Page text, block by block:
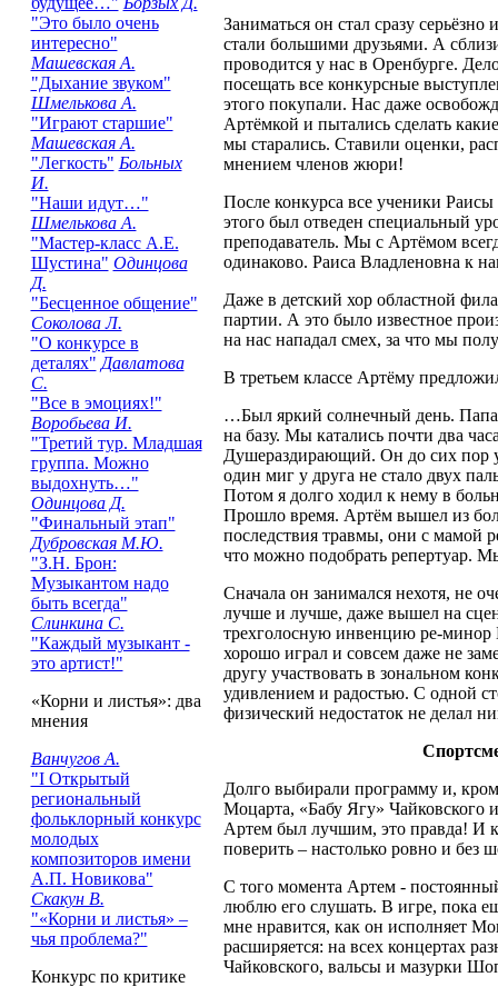
"Это было очень
интересно"
Машевская А.
"Дыхание звуком"
Шмелькова А.
"Играют старшие"
Машевская А.
"Легкость" Больных
И.
"Наши идут…"
Шмелькова А.
"Мастер-класс А.Е.
Шустина" Одинцова
Д.
"Бесценное общение"
Соколова Л.
"О конкурсе в
деталях" Давлатова
С.
"Все в эмоциях!"
Воробьева И.
"Третий тур. Младшая
группа. Можно
выдохнуть…"
Одинцова Д.
"Финальный этап"
Дубровская М.Ю.
"З.Н. Брон:
Музыкантом надо
быть всегда"
Слинкина С.
"Каждый музыкант -
это артист!"
«Корни и листья»: два
мнения
Ванчугов А.
"I Открытый
региональный
фольклорный конкурс
молодых
композиторов имени
А.П. Новикова"
Скакун В.
"«Корни и листья» –
чья проблема?"
Конкурс по критике
Заниматься он стал сразу
стали большими друзьями. А
проводится у нас в Оренбурге.
посещать все конкурсные
этого покупали. Нас даже
Артёмкой и пытались сделать
мы старались. Ставили оценки,
мнением членов жюри!
После конкурса все ученики
этого был отведен специальный
преподаватель. Мы с Артёмом
одинаково. Раиса Владленовна к
Даже в детский хор областной
партии. А это было известное
на нас нападал смех, за что мы
В третьем классе Артёму
…Был яркий солнечный день. Папа
на базу. Мы катались почти два
Душераздирающий. Он до сих пор
один миг у друга не стало двух
Потом я долго ходил к нему в
Прошло время. Артём вышел из
последствия травмы, они с мамой
что можно подобрать репертуар.
Сначала он занимался нехотя, не
лучше и лучше, даже вышел на
трехголосную инвенцию ре-минор
хорошо играл и совсем даже не
другу участвовать в зональном
удивлением и радостью. С одной
физический недостаток не делал
Долго выбирали программу и,
Моцарта, «Бабу Ягу»
Артем был лучшим, это правда! И
поверить – настолько ровно и без
С того момента Артем -
люблю его слушать. В игре, пока
мне нравится, как он исполняет
расширяется: на всех концертах
Чайковского, вальсы и мазурки